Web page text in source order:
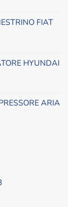
FIAT
HYUNDAI
ARIA